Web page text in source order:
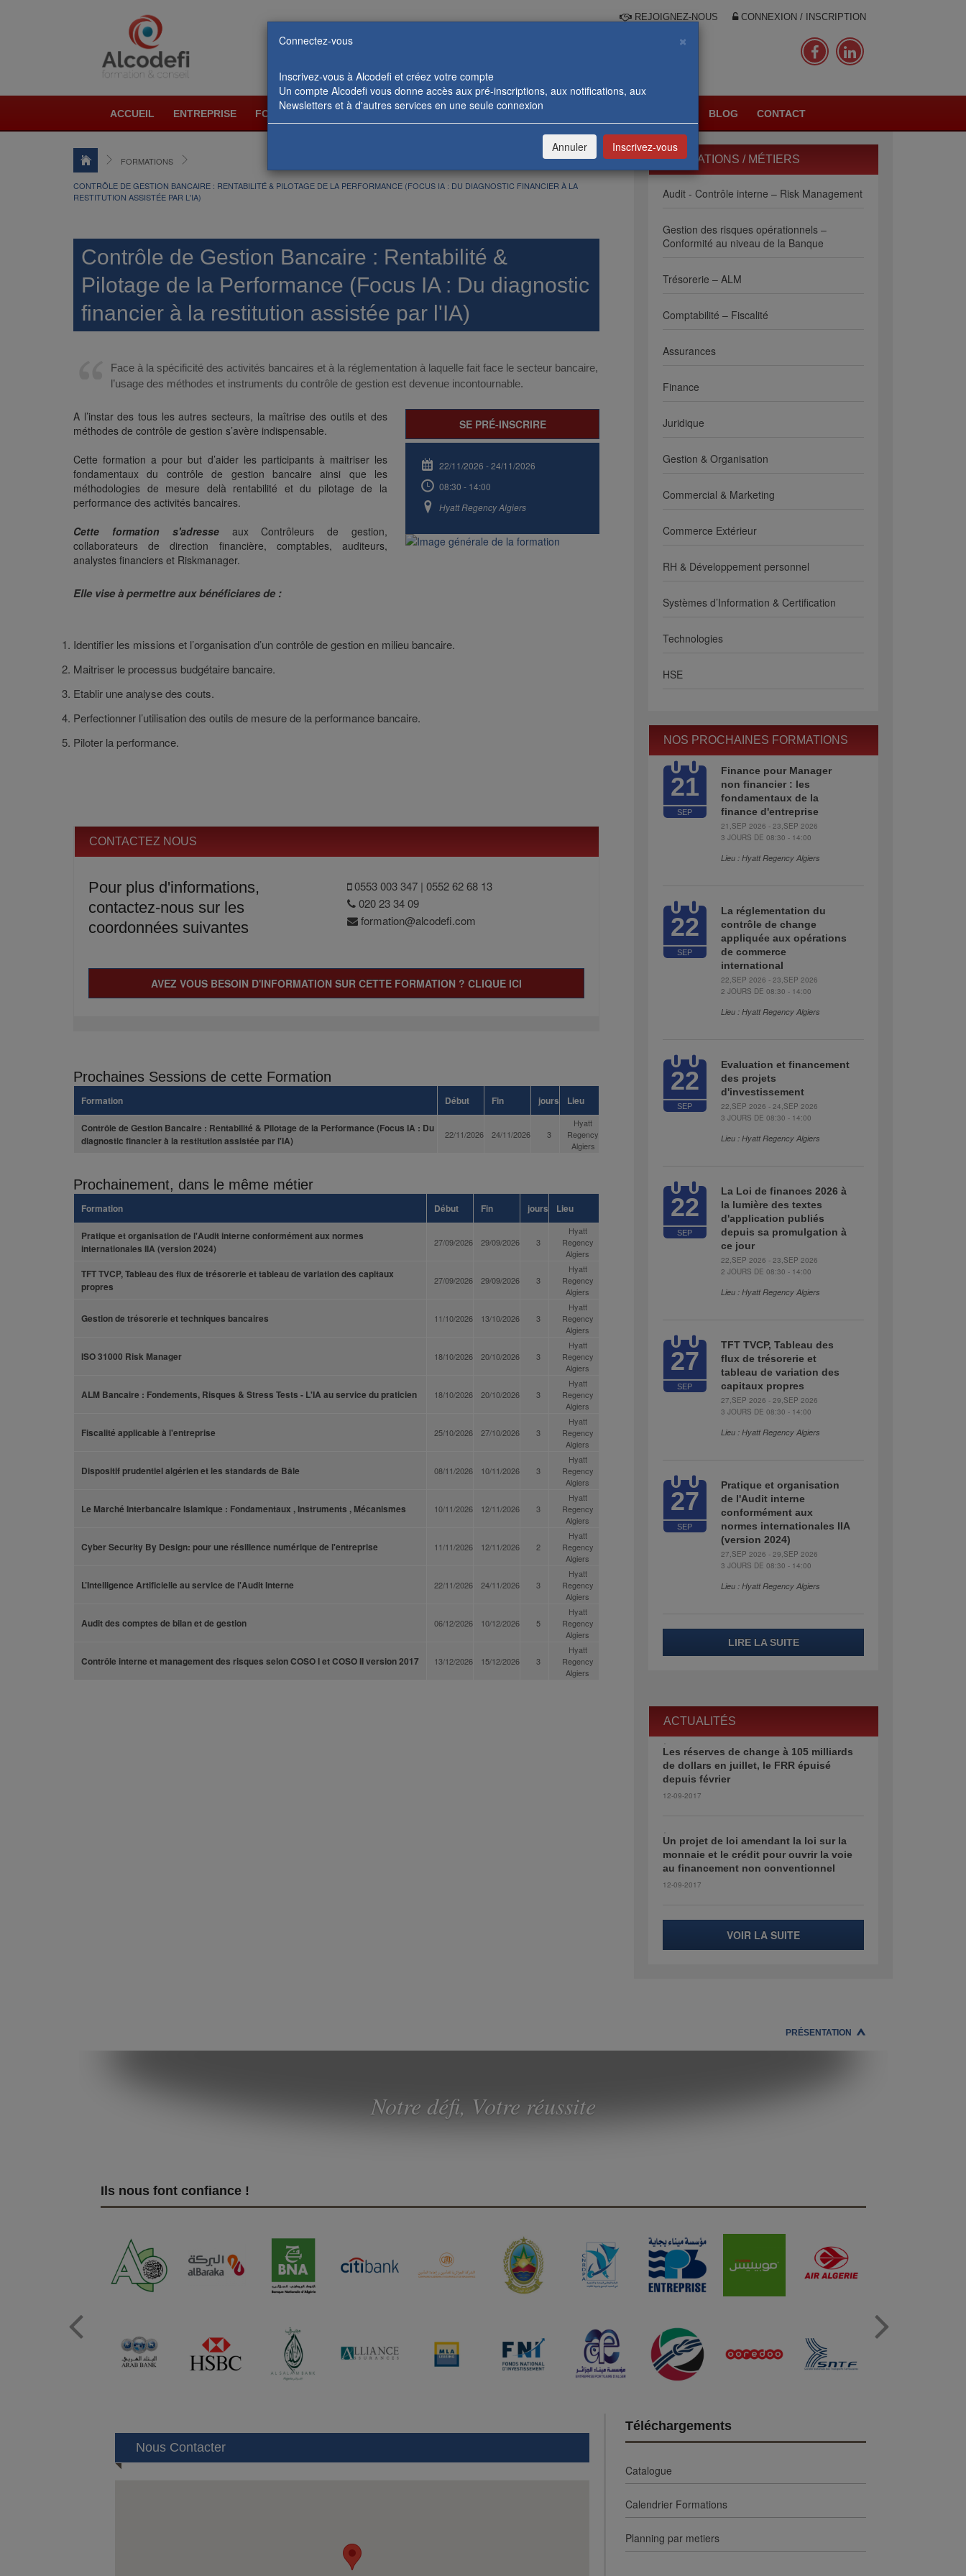
Connectez-vous ×
Inscrivez-vous à Alcodefi et créez votre compte
Un compte Alcodefi vous donne accès aux pré-inscriptions, aux notifications, aux
Newsletters et à d'autres services en une seule connexion
Annuler Inscrivez-vous
REJOIGNEZ-NOUS CONNEXION / INSCRIPTION
ACCUEIL ENTREPRISE FORMATIONS BANCAIRES BLOG CONTACT
FORMATIONS
CONTRÔLE DE GESTION BANCAIRE : RENTABILITÉ & PILOTAGE DE LA PERFORMANCE (FOCUS IA : DU DIAGNOSTIC FINANCIER À LA
RESTITUTION ASSISTÉE PAR L'IA)
Contrôle de Gestion Bancaire : Rentabilité &
Pilotage de la Performance (Focus IA : Du diagnostic
financier à la restitution assistée par l'IA)
Face à la spécificité des activités bancaires et à la réglementation à laquelle fait face le secteur bancaire,
l’usage des méthodes et instruments du contrôle de gestion est devenue incontournable.
SE PRÉ-INSCRIRE
22/11/2026 -24/11/2026
08:30 - 14:00
Hyatt Regency Algiers
A l’instar des tous les autres secteurs, la maîtrise des outils et des
méthodes de contrôle de gestion s’avère indispensable.
Cette formation a pour but d’aider les participants à maitriser les
fondamentaux du contrôle de gestion bancaire ainsi que les
méthodologies de mesure delà rentabilité et du pilotage de la
performance des activités bancaires.
Cette formation s'adresse
aux Contrôleurs de gestion,
collaborateurs de direction financière, comptables, auditeurs,
analystes financiers et Riskmanager.
Elle vise à permettre aux bénéficiares de :
Identifier les missions et l’organisation d’un contrôle de gestion en milieu bancaire.
Maitriser le processus budgétaire bancaire.
Etablir une analyse des couts.
Perfectionner l’utilisation des outils de mesure de la performance bancaire.
Piloter la performance.
CONTACTEZ NOUS
Pour plus d'informations,
contactez-nous sur les
coordonnées suivantes
0553 003 347 | 0552 62 68 13
020 23 34 09
formation@alcodefi.com
AVEZ VOUS BESOIN D'INFORMATION SUR CETTE FORMATION ? CLIQUE ICI
Prochaines Sessions de cette Formation
Formation Début Fin jours Lieu
Contrôle de Gestion Bancaire : Rentabilité & Pilotage de la Performance (Focus IA : Du
diagnostic financier à la restitution assistée par l'IA)
22/11/2026 24/11/2026 3
Hyatt
Regency
Algiers
Prochainement, dans le même métier
Formation Début Fin jours Lieu
Pratique et organisation de l'Audit interne conformément aux normes
internationales IIA (version 2024)
27/09/2026 29/09/2026 3
Hyatt
Regency
Algiers
TFT TVCP, Tableau des flux de trésorerie et tableau de variation des capitaux
propres
27/09/2026 29/09/2026 3
Hyatt
Regency
Algiers
Gestion de trésorerie et techniques bancaires 11/10/2026 13/10/2026 3
Hyatt
Regency
Algiers
ISO 31000 Risk Manager 18/10/2026 20/10/2026 3
Hyatt
Regency
Algiers
ALM Bancaire : Fondements, Risques & Stress Tests - L'IA au service du praticien 18/10/2026 20/10/2026 3
Hyatt
Regency
Algiers
Fiscalité applicable à l'entreprise 25/10/2026 27/10/2026 3
Hyatt
Regency
Algiers
Dispositif prudentiel algérien et les standards de Bâle 08/11/2026 10/11/2026 3
Hyatt
Regency
Algiers
Le Marché Interbancaire Islamique : Fondamentaux , Instruments , Mécanismes 10/11/2026 12/11/2026 3
Hyatt
Regency
Algiers
Cyber Security By Design: pour une résilience numérique de l'entreprise 11/11/2026 12/11/2026 2
Hyatt
Regency
Algiers
L’Intelligence Artificielle au service de l'Audit Interne 22/11/2026 24/11/2026 3
Hyatt
Regency
Algiers
Audit des comptes de bilan et de gestion 06/12/2026 10/12/2026 5
Hyatt
Regency
Algiers
Contrôle interne et management des risques selon COSO I et COSO II version 2017 13/12/2026 15/12/2026 3
Hyatt
Regency
Algiers
FORMATIONS / MÉTIERS
Audit - Contrôle interne – Risk Management
Gestion des risques opérationnels –
Conformité au niveau de la Banque
Trésorerie – ALM
Comptabilité – Fiscalité
Assurances
Finance
Juridique
Gestion & Organisation
Commercial & Marketing
Commerce Extérieur
RH & Développement personnel
Systèmes d’Information & Certification
Technologies
HSE
NOS PROCHAINES FORMATIONS
21
SEP
Finance pour Manager
non financier : les
fondamentaux de la
finance d'entreprise
21,SEP 2026 - 23,SEP 2026
3 JOURS DE 08:30 - 14:00
Lieu : Hyatt Regency Algiers
22
SEP
La réglementation du
contrôle de change
appliquée aux opérations
de commerce
international
22,SEP 2026 - 23,SEP 2026
2 JOURS DE 08:30 - 14:00
Lieu : Hyatt Regency Algiers
22
SEP
Evaluation et financement
des projets
d'investissement
22,SEP 2026 - 24,SEP 2026
3 JOURS DE 08:30 - 14:00
Lieu : Hyatt Regency Algiers
22
SEP
La Loi de finances 2026 à
la lumière des textes
d'application publiés
depuis sa promulgation à
ce jour
22,SEP 2026 - 23,SEP 2026
2 JOURS DE 08:30 - 14:00
Lieu : Hyatt Regency Algiers
27
SEP
TFT TVCP, Tableau des
flux de trésorerie et
tableau de variation des
capitaux propres
27,SEP 2026 - 29,SEP 2026
3 JOURS DE 08:30 - 14:00
Lieu : Hyatt Regency Algiers
27
SEP
Pratique et organisation
de l'Audit interne
conformément aux
normes internationales IIA
(version 2024)
27,SEP 2026 - 29,SEP 2026
3 JOURS DE 08:30 - 14:00
Lieu : Hyatt Regency Algiers
LIRE LA SUITE
ACTUALITÉS
Les réserves de change à 105 milliards
de dollars en juillet, le FRR épuisé
depuis février
12-09-2017
Un projet de loi amendant la loi sur la
monnaie et le crédit pour ouvrir la voie
au financement non conventionnel
12-09-2017
VOIR LA SUITE
PRÉSENTATION
Notre défi, Votre réussite
Ils nous font confiance !
Nous Contacter
Téléchargements
Catalogue
Calendrier Formations
Planning par metiers